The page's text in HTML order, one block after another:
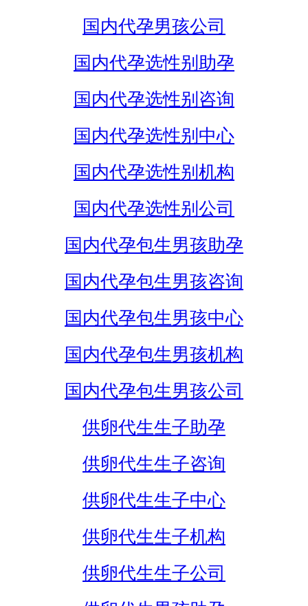
国内代孕男孩公司
国内代孕选性别助孕
国内代孕选性别咨询
国内代孕选性别中心
国内代孕选性别机构
国内代孕选性别公司
国内代孕包生男孩助孕
国内代孕包生男孩咨询
国内代孕包生男孩中心
国内代孕包生男孩机构
国内代孕包生男孩公司
供卵代生生子助孕
供卵代生生子咨询
供卵代生生子中心
供卵代生生子机构
供卵代生生子公司